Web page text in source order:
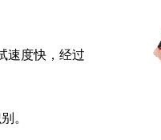
速度快，经过
。